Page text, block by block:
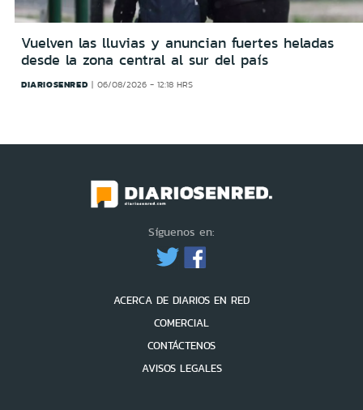
Vuelven las lluvias y anuncian fuertes heladas
desde la zona central al sur del país
DIARIOSENRED 06/08/2026 - 12:18 HRS
Síguenos en:
ACERCA DE DIARIOS EN RED
COMERCIAL
CONTÁCTENOS
AVISOS LEGALES